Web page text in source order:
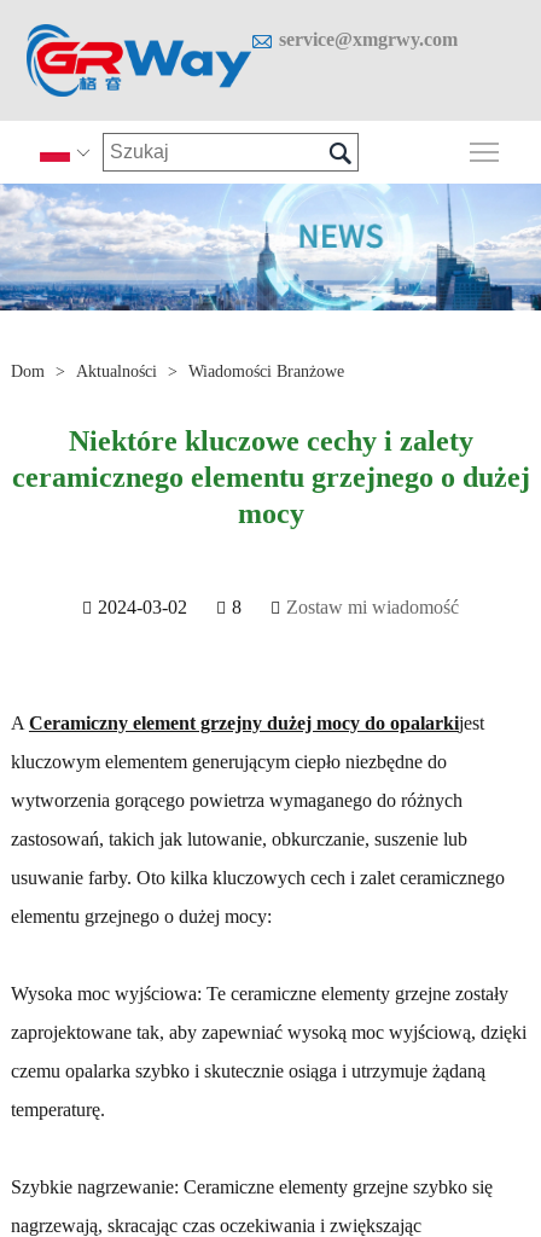
 service@xmgrwy.com
 
Dom > Aktualności > Wiadomości Branżowe
Niektóre kluczowe cechy i zalety
ceramicznego elementu grzejnego o dużej
mocy
2024-03-02 8 Zostaw mi wiadomość
A Ceramiczny element grzejny dużej mocy do opalarkijest
kluczowym elementem generującym ciepło niezbędne do
wytworzenia gorącego powietrza wymaganego do różnych
zastosowań, takich jak lutowanie, obkurczanie, suszenie lub
usuwanie farby. Oto kilka kluczowych cech i zalet ceramicznego
elementu grzejnego o dużej mocy:
Wysoka moc wyjściowa: Te ceramiczne elementy grzejne zostały
zaprojektowane tak, aby zapewniać wysoką moc wyjściową, dzięki
czemu opalarka szybko i skutecznie osiąga i utrzymuje żądaną
temperaturę.
Szybkie nagrzewanie: Ceramiczne elementy grzejne szybko się
nagrzewają, skracając czas oczekiwania i zwiększając